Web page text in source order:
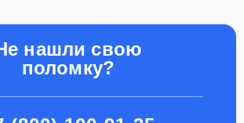
нашли свою
поломку?